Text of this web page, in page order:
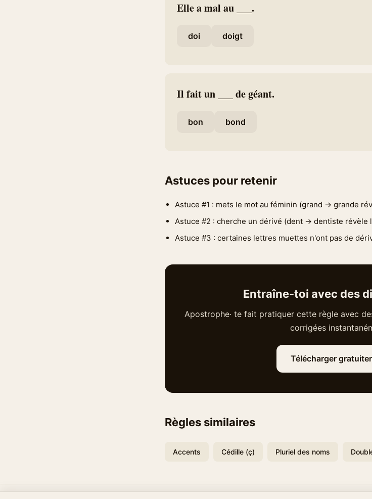
Elle a mal au ___.
doi doigt
Il fait un ___ de géant.
bon bond
Astuces pour retenir
Astuce #1 : mets le mot au féminin (grand → grande
Astuce #2 : cherche un dérivé (dent → dentiste révèle
Astuce #3 : certaines lettres muettes n'ont pas de
Entraîne-toi avec des
Apostrophe· te fait pratiquer cette règle avec
corrigées
Télécharger
Règles similaires
Accents Cédille (ç) Pluriel des noms